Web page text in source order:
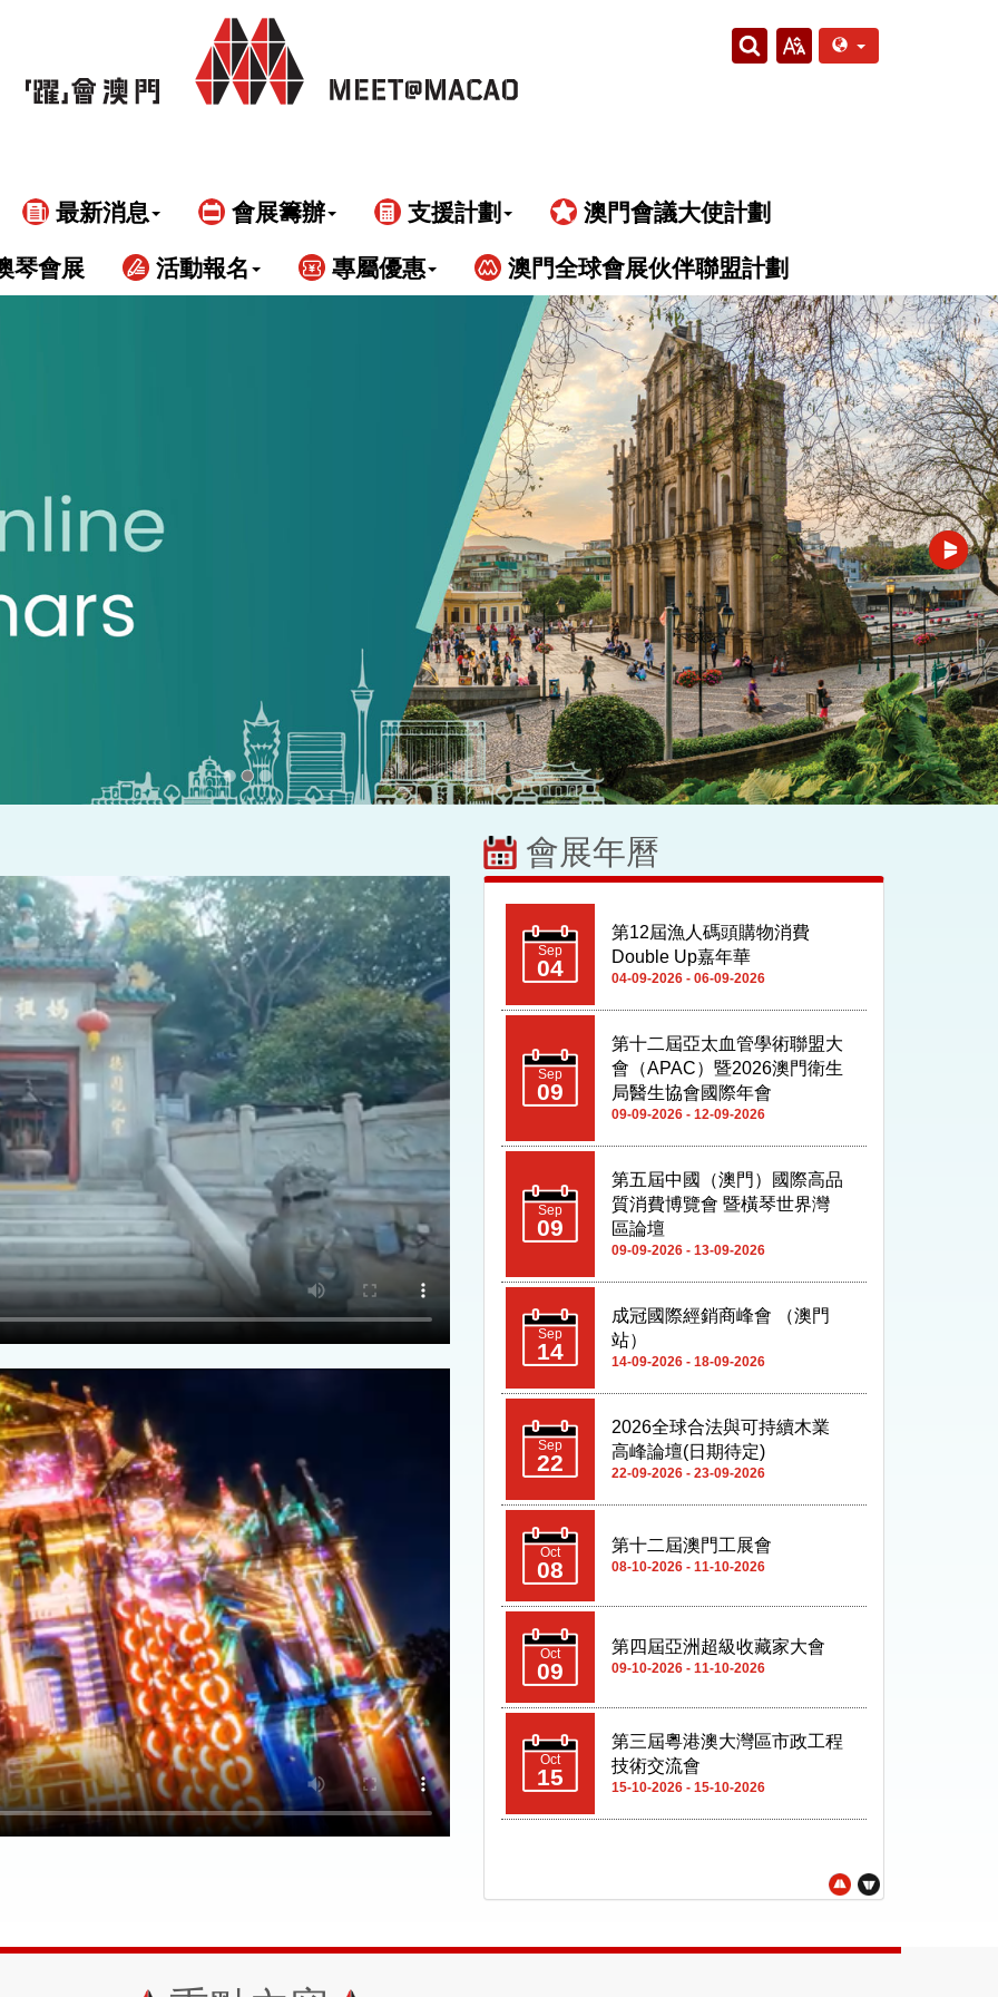
最新消息 會展籌辦 支援計劃 澳門會議大使計劃
琴會展 活動報名 專屬優惠 澳門全球會展伙伴聯盟計劃
會展年曆
Sep
04
第12屆漁人碼頭購物消費
Double Up嘉年華
04-09-2026 - 06-09-2026
Sep
09
第十二屆亞太血管學術聯盟大
會（APAC）暨2026澳門衛生
局醫生協會國際年會
09-09-2026 - 12-09-2026
Sep
09
第五屆中國（澳門）國際高品
質消費博覽會 暨橫琴世界灣
區論壇
09-09-2026 - 13-09-2026
Sep
14
成冠國際經銷商峰會 （澳門
站）
14-09-2026 - 18-09-2026
Sep
22
2026全球合法與可持續木業
高峰論壇(日期待定)
22-09-2026 - 23-09-2026
Oct
08
第十二屆澳門工展會
08-10-2026 - 11-10-2026
Oct
09
第四屆亞洲超級收藏家大會
09-10-2026 - 11-10-2026
Oct
15
第三屆粵港澳大灣區市政工程
技術交流會
15-10-2026 - 15-10-2026